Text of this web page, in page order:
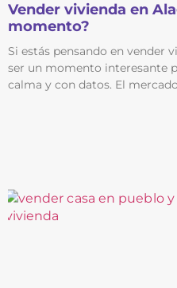
Vender vivienda en
momento?
Si estás pensando en vender
ser un momento interesante
calma y con datos. El